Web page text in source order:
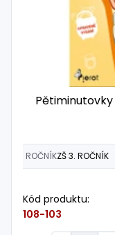
ROČNÍKZŠ 3. ROČNÍK
Kód produktu:
108-103